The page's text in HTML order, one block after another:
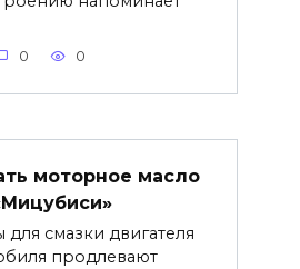
0 0
моторное масло
для смазки двигателя
продлевают